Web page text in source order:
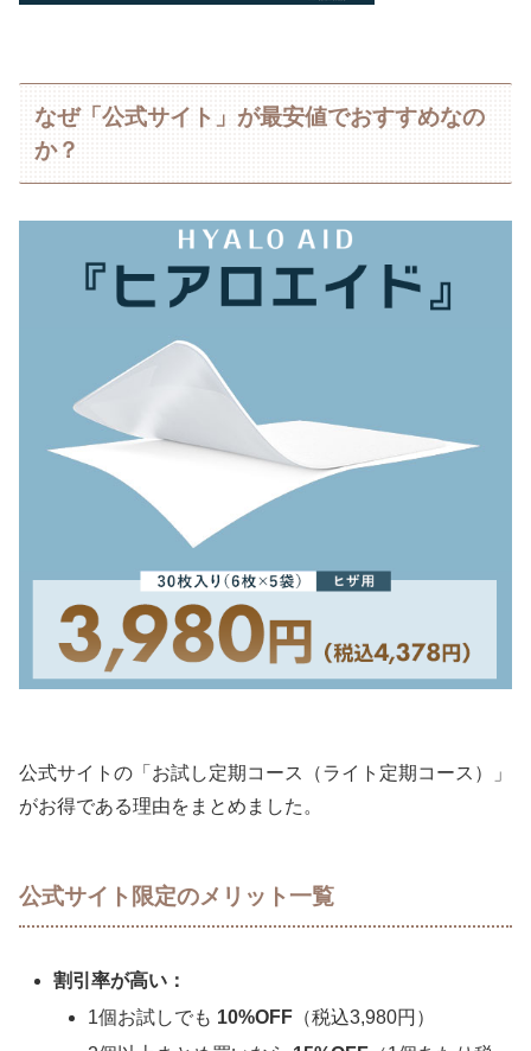
なぜ「公式サイト」が最安値でおすすめなの
か？
公式サイトの「お試し定期コース（ライト定期コース）」
がお得である理由をまとめました。
公式サイト限定のメリット一覧
割引率が高い：
1個お試しでも 10%OFF （税込3,980円）